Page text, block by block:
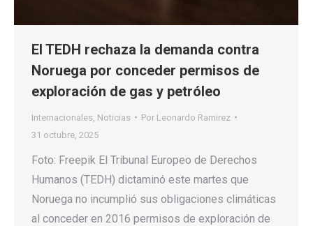
El TEDH rechaza la demanda contra
Noruega por conceder permisos de
exploración de gas y petróleo
Internacionales Noticias Por Leonardo Ramirez
31 octubre, 2025
Foto: Freepik El Tribunal Europeo de Derechos
Humanos (TEDH) dictaminó este martes que
Noruega no incumplió sus obligaciones climáticas
al conceder en 2016 permisos de exploración de